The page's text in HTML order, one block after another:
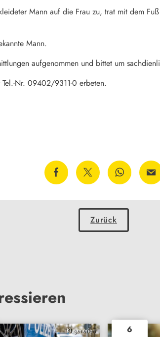
Mann auf die Frau zu, trat mit dem
Mann.
aufgenommen und bittet um
Nr. 09402/9311-0 erbeten.
Zurück
KI generiert 6